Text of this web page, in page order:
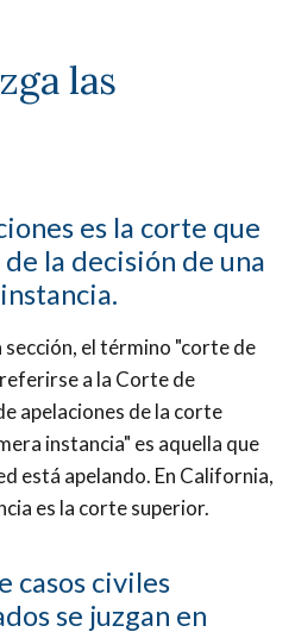
las
es la corte que
la decisión de una
el término "corte de
a la Corte de
apelaciones de la corte
instancia" es aquella que
está apelando. En California,
es la corte superior.
casos civiles
se juzgan en